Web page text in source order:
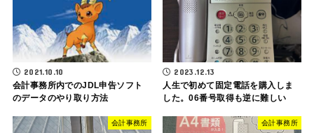
2021.10.10
会計事務所内でのJDL申告ソフト
のデータのやり取り方法
2023.12.13
人生で初めて固定電話を購入しま
した。06番号取得も逆に難しい
会計事務所 会計事務所